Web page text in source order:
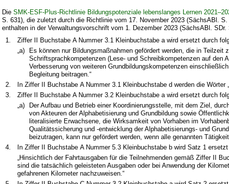
DieSMK-ESF-Plus-Richtlinie Bildungspotenziale lebenslanges Lernen
S. 631), die zuletzt durch die Richtlinie vom 17. November 2023 (SächsABl. S.
enthalten in der Verwaltungsvorschrift vom 1. Dezember 2023 (SächsABl.
1.
Ziffer II Buchstabe A Nummer 3.1 Kleinbuchstabe a wird ersetzt durch
„a)
Es können nur Bildungsmaßnahmen gefördert werden, die in Teilzeit
Schriftsprachkompetenzen (Lese- und Schreibkompetenzen auf den
Verbesserung von weiteren Grundbildungskompetenzen
Begleitung beitragen.“
2.
In Ziffer II Buchstabe A Nummer 3.1 Kleinbuchstabe d werden die Wörter
3.
Ziffer II Buchstabe A Nummer 3.2 Kleinbuchstabe a wird ersetzt durch
„a)
Der Aufbau und Betrieb einer Koordinierungsstelle, mit dem Ziel,
von Akteuren der Alphabetisierung und Grundbildung sowie
literalisierte Erwachsene, die Wirksamkeit von Vorhaben im
Qualitätssicherung und -entwicklung der Alphabetisierungs- und
beizutragen, kann nur gefördert werden, wenn alle genannten
4.
In Ziffer II Buchstabe A Nummer 5.3 Kleinbuchstabe b wird Satz 1
„Hinsichtlich der Fahrtausgaben für die Teilnehmenden gemäß Ziffer II
sind die tatsächlich geleisteten Ausgaben oder bei Anwendung der
gefahrenen Kilometer nachzuweisen.“